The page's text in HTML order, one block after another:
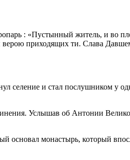
: «Пустынный житель, и во
приходящих ти. Слава
селение и стал послушником у
Услышав об Антонии
основал монастырь, который